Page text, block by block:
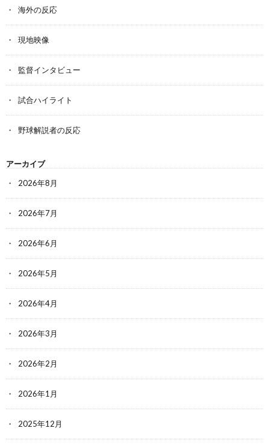
海外の反応
現地映像
監督インタビュー
試合ハイライト
野球解説者の反応
アーカイブ
2026年8月
2026年7月
2026年6月
2026年5月
2026年4月
2026年3月
2026年2月
2026年1月
2025年12月